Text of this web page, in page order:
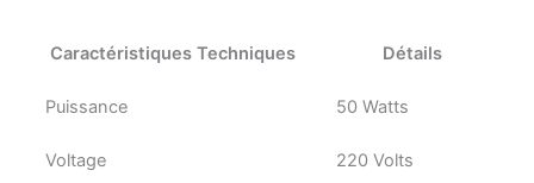
Caractéristiques Techniques Détails
Puissance 50 Watts
Voltage 220 Volts